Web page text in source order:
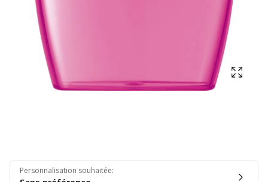
Personnalisation souhaitée: